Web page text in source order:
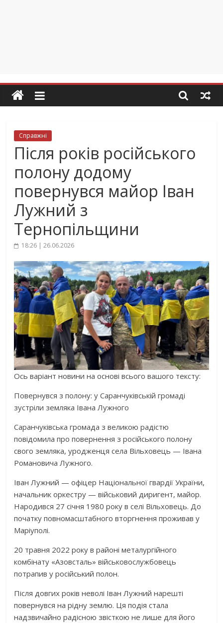
Справжні
Після років російського
полону додому
повернувся майор Іван
Лужний з
Тернопільщини
18:26 | 26.06.2026
Ось варіант новини на основі всього вашого тексту:
Повернувся з полону: у Саранчуківській громаді
зустріли земляка Івана Лужного
Саранчуківська громада з великою радістю
повідомила про повернення з російського полону
свого земляка, уродженця села Вільховець — Івана
Романовича Лужного.
Іван Лужний — офіцер Національної гвардії України,
начальник оркестру — військовий диригент, майор.
Народився 27 січня 1980 року в селі Вільховець. До
початку повномасштабного вторгнення проживав у
Маріуполі.
20 травня 2022 року в районі металургійного
комбінату «Азовсталь» військовослужбовець
потрапив у російський полон.
Після довгих років неволі Іван Лужний нарешті
повернувся на рідну землю. Ця подія стала
надзвичайно радісною звісткою не лише для його